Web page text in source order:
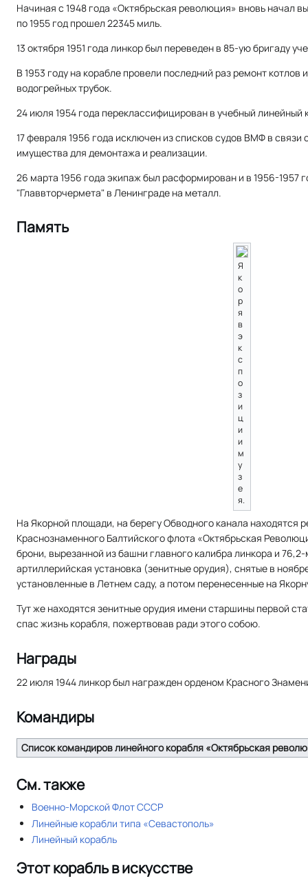
Начиная с 1948 года «Октябрьская революция» вновь начал
по 1955 год прошел 22345 миль.
13 октября 1951 года линкор был переведен в 85-ую бригаду
В 1953 году на корабле провели последний раз ремонт котлов
водогрейных трубок.
24 июля 1954 года переклассифицирован в учебный линейный
17 февраля 1956 года исключен из списков судов ВМФ в связи
имущества для демонтажа и реализации.
26 марта 1956 года экипаж был расформирован и в 1956-1957
"Главвторчермета" в Ленинграде на металл.
Память
Я
к
о
р
я
в
э
к
с
п
о
з
и
ц
и
и
м
у
з
е
я.
На Якорной площади, на берегу Обводного канала находятся
Краснознаменного Балтийского флота «Октябрьская
брони, вырезанной из башни главного калибра линкора и
артиллерийская установка (зенитные орудия), снятые в
установленные в Летнем саду, а потом перенесенные на
Тут же находятся зенитные орудия имени старшины первой
спас жизнь корабля, пожертвовав ради этого собою.
Награды
22 июля 1944 линкор был награжден орденом Красного
Командиры
Список командиров линейного корабля «Октябрьская
См. также
Военно-Морской Флот СССР
Линейные корабли типа «Севастополь»
Линейный корабль
Этот корабль в искусстве